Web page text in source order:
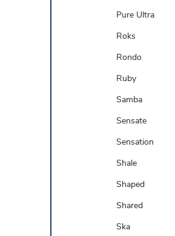
Pure Ultra
Roks
Rondo
Ruby
Samba
Sensate
Sensation
Shale
Shaped
Shared
Ska